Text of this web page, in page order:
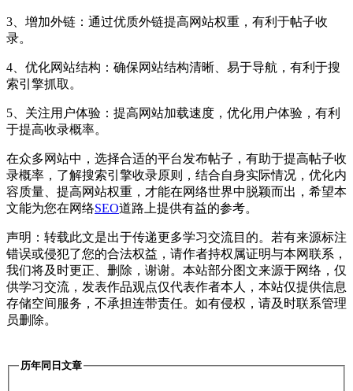
3、增加外链：通过优质外链提高网站权重，有利于帖子收
录。
4、优化网站结构：确保网站结构清晰、易于导航，有利于搜
索引擎抓取。
5、关注用户体验：提高网站加载速度，优化用户体验，有利
于提高收录概率。
在众多网站中，选择合适的平台发布帖子，有助于提高帖子收
录概率，了解搜索引擎收录原则，结合自身实际情况，优化内
容质量、提高网站权重，才能在网络世界中脱颖而出，希望本
文能为您在网络SEO道路上提供有益的参考。
声明：转载此文是出于传递更多学习交流目的。若有来源标注
错误或侵犯了您的合法权益，请作者持权属证明与本网联系，
我们将及时更正、删除，谢谢。本站部分图文来源于网络，仅
供学习交流，发表作品观点仅代表作者本人，本站仅提供信息
存储空间服务，不承担连带责任。如有侵权，请及时联系管理
员删除。
历年同日文章